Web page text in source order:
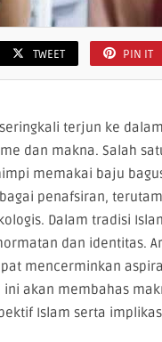
TWEET PIN IT
terjun ke
dan makna. Salah
memakai baju
penafsiran,
Dalam tradisi
dan identitas.
mencerminkan
akan membahas
Islam serta